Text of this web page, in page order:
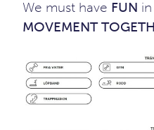
We must have FUN
MOVEMENT